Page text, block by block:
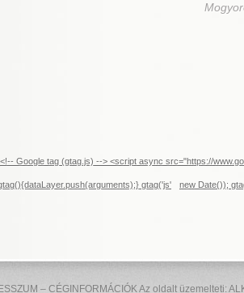
<!-- Google tag (gtag.js) --> <script async src="https://
gtag('js' new Date());
– CÉGINFORMÁCIÓK Az oldalt üzemelteti: